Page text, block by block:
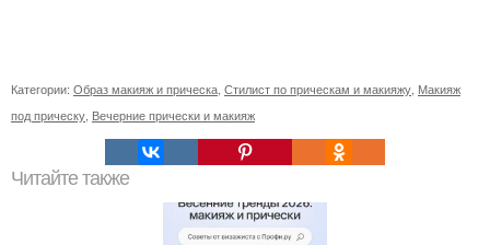
Категории: Образ макияж и прическа Стилист по прическам и макияжу Макияж
под прическу Вечерние прически и макияж
Читайте также